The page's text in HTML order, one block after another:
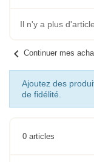
Il n'y a plus
chevron_left Continuer mes
Ajoutez des
de fidélité.
0 articles